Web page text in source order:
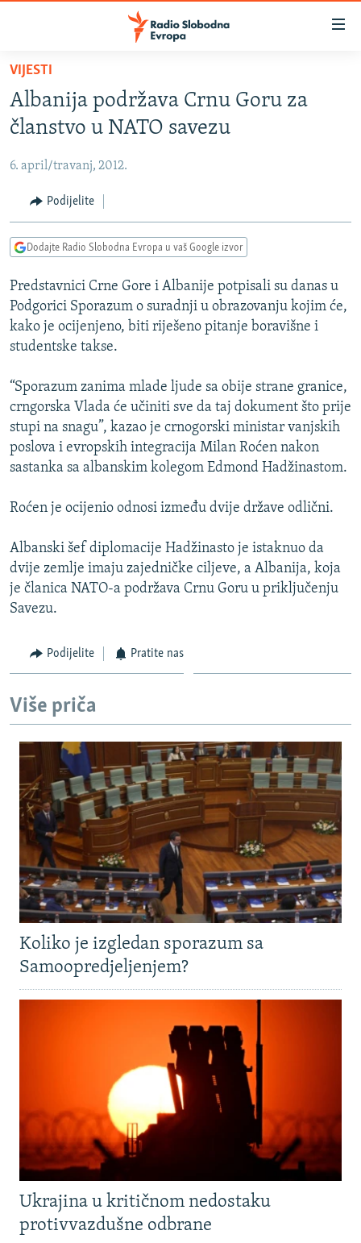
Pređite
glavni
sadržaj
na
navigaciju
Pređite
na
VIJESTI
BOSNA I HERCEGOVINA
KOSOVO
CRNA GORA
VIDEO
FOTOGALERIJE
INFOGRAFIKE
PODCASTI
RAT U UKRAJINI
KINA NA BALKANU
RSE PRIČE IZ SVIJETA
ISPRIČAJ MI
DNEVNO@RSE
SPECIJALI RSE
VIŠE OD NASLOVA
TV LIBERTY
POST SCRIPTUM
MOJA EVROPA
NASTANAK I RASPAD JUGOSLAVIJE
Sve RFE/RL stranice
VIJESTI
Albanija podržava Crnu Goru za
članstvo u NATO savezu
6. april/travanj, 2012.
Podijelite
Dodajte Radio Slobodna Evropa u vaš Google izvor
Predstavnici Crne Gore i Albanije potpisali su danas u
Podgorici Sporazum o suradnji u obrazovanju kojim će,
kako je ocijenjeno, biti riješeno pitanje boravišne i
studentske takse.
“Sporazum zanima mlade ljude sa obije strane granice,
crngorska Vlada će učiniti sve da taj dokument što prije
stupi na snagu”, kazao je crnogorski ministar vanjskih
poslova i evropskih integracija Milan Roćen nakon
sastanka sa albanskim kolegom Edmond Hadžinastom.
Roćen je ocijenio odnosi između dvije države odlični.
Albanski šef diplomacije Hadžinasto je istaknuo da
dvije zemlje imaju zajedničke ciljeve, a Albanija, koja
je članica NATO-a podržava Crnu Goru u priključenju
Savezu.
Podijelite Pratite nas
Više priča
Koliko je izgledan sporazum sa
Samoopredjeljenjem?
Ukrajina u kritičnom nedostaku
protivvazdušne odbrane